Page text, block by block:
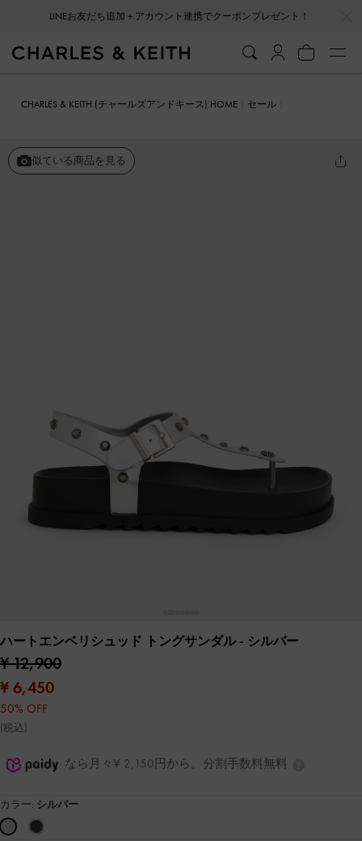
LINEお友だち追加＋アカウント連携でクーポンプレゼント！
CHARLES & KEITH (チャールズアンドキース) HOME
セール
似ている商品を見る
ハートエンベリシュッド トングサンダル- シルバー
¥ 12,900
¥ 6,450
50% OFF
(税込)
なら月々¥ 2,150円から。分割手数料無料
カラー: シルバー